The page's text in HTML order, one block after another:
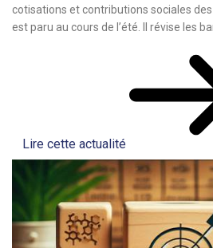
cotisations et contributions sociales
est paru au cours de l’été. Il révise les
Lire cette actualité